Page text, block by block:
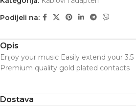
Podijeli na:
Opis
Enjoy your music Easily extend your
Premium quality gold plated contacts
Dostava